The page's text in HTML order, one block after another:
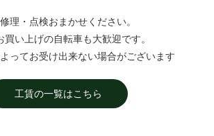
理・点検おまかせください。
買い上げの自転車も大歓迎です。
ってお受け出来ない場合がございます
工賃の一覧はこちら